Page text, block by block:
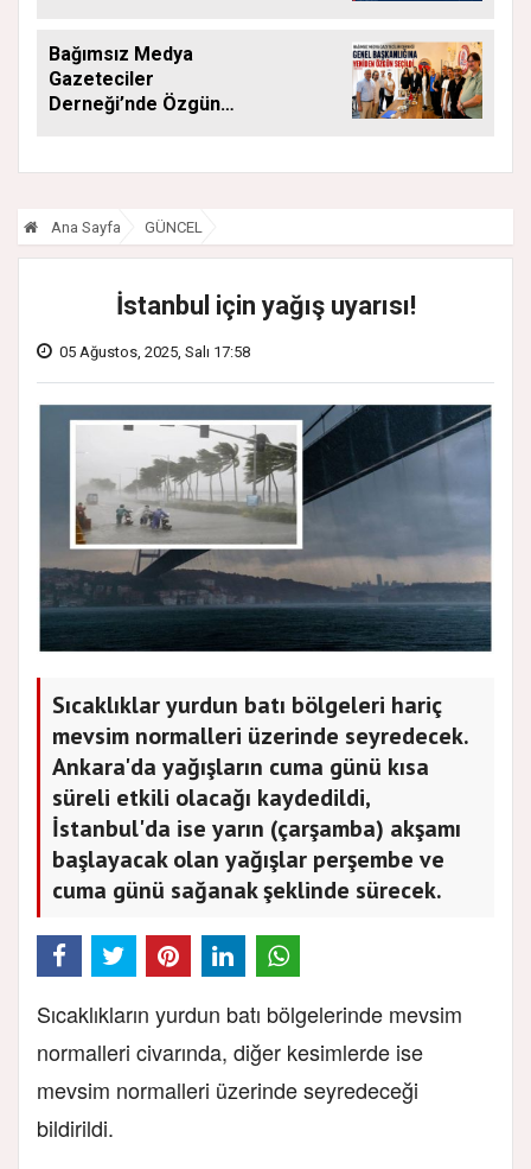
Bağımsız Medya
Gazeteciler
Derneği’nde Özgün
Ana Sayfa GÜNCEL
İstanbul için yağış uyarısı!
05 Ağustos, 2025, Salı 17:58
Sıcaklıklar yurdun batı bölgeleri hariç
mevsim normalleri üzerinde seyredecek.
Ankara'da yağışların cuma günü kısa
süreli etkili olacağı kaydedildi,
İstanbul'da ise yarın (çarşamba) akşamı
başlayacak olan yağışlar perşembe ve
cuma günü sağanak şeklinde sürecek.
Sıcaklıkların yurdun batı bölgelerinde mevsim
normalleri civarında, diğer kesimlerde ise
mevsim normalleri üzerinde seyredeceği
bildirildi.